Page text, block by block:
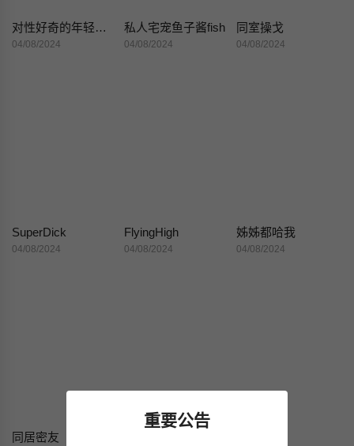
对性好奇的年轻巨乳母狗就是先到先干的啦
04/08/2024
私人宅宠鱼子酱fish
04/08/2024
同室操戈
04/08/2024
SuperDick
04/08/2024
FlyingHigh
04/08/2024
姊姊都哈我
04/08/2024
同居密友
重要公告